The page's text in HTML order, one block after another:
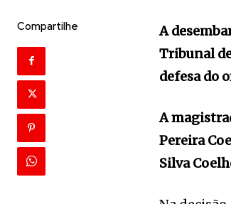
Compartilhe
A
Tribunal
defesa do
A
Pereira
Silva